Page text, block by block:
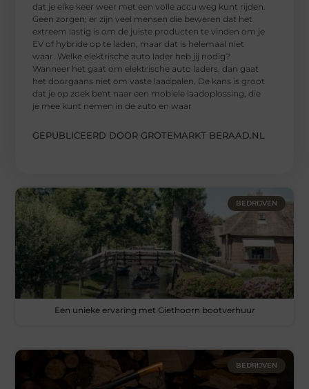
dat je elke keer weer met een volle accu weg kunt rijden.
Geen zorgen; er zijn veel mensen die beweren dat het
extreem lastig is om de juiste producten te vinden om je
EV of hybride op te laden, maar dat is helemaal niet
waar. Welke elektrische auto lader heb jij nodig?
Wanneer het gaat om elektrische auto laders, dan gaat
het doorgaans niet om vaste laadpalen. De kans is groot
dat je op zoek bent naar een mobiele laadoplossing, die
je mee kunt nemen in de auto en waar
GEPUBLICEERD DOOR GROTEMARKT BERAAD.NL
BEDRIJVEN
Een unieke ervaring met Giethoorn bootverhuur
BEDRIJVEN